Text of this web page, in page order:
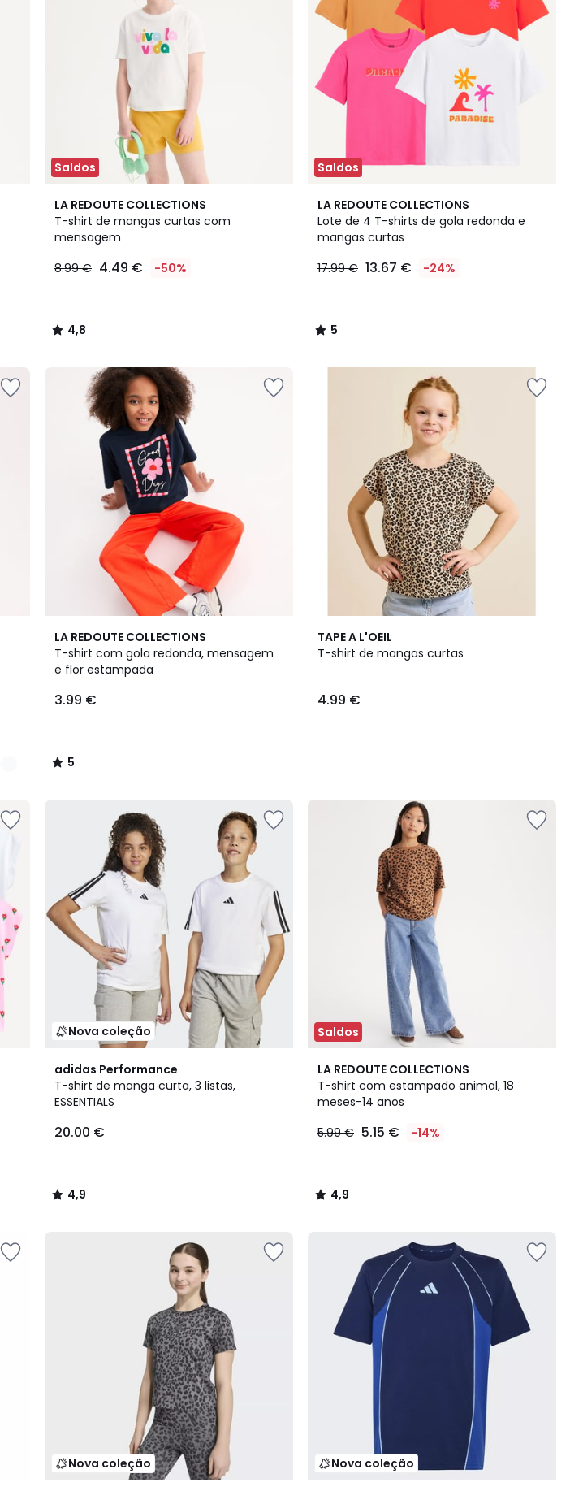
Saldos
LA REDOUTE COLLECTIONS
T-shirt de mangas curtas com
mensagem
8.99 € 4.49 € -50%
4,8
/ 5
4,8
/
Saldos
LA REDOUTE COLLECTIONS
Lote de 4 T-shirts de gola redonda e
mangas curtas
17.99 € 13.67 € -24%
5
/
5
5
/
LA REDOUTE COLLECTIONS
T-shirt com gola redonda, mensagem
e flor estampada
3.99 €
5
/
5
5
/
TAPE A L'OEIL
T-shirt de mangas curtas
4.99 €
Nova coleção
adidas Performance
T-shirt de manga curta, 3 listas,
ESSENTIALS
20.00 €
4,9
/ 5
4,9
/
Saldos
LA REDOUTE COLLECTIONS
T-shirt com estampado animal, 18
meses-14 anos
5.99 € 5.15 € -14%
4,9
/ 5
4,9
/
Nova coleção Nova coleção